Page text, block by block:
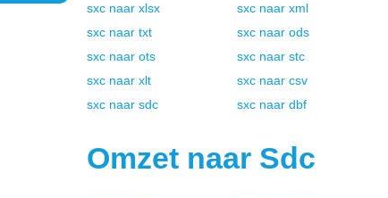
sxc naar xlsx sxc naar xml
sxc naar txt sxc naar ods
sxc naar ots sxc naar stc
sxc naar xlt sxc naar csv
sxc naar sdc sxc naar dbf
Omzet naar Sdc